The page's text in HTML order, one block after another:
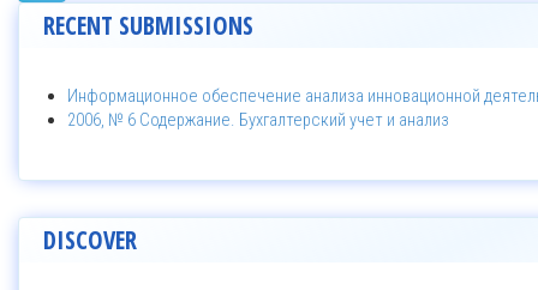
RECENT SUBMISSIONS
Информационное обеспечение анализа инновационной
2006, № 6 Содержание. Бухгалтерский учет и анализ
DISCOVER